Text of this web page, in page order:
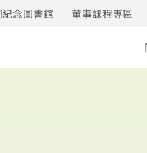
念圖書館 董事課程專區